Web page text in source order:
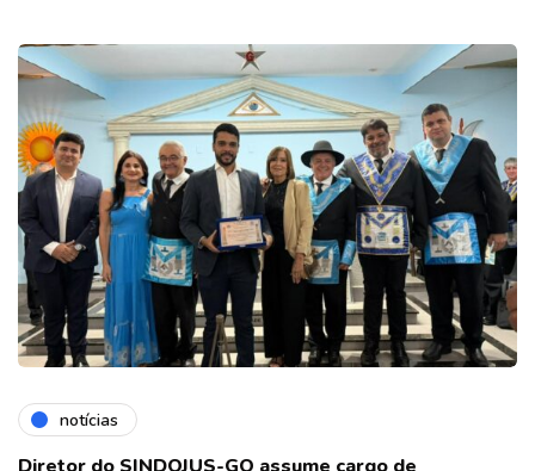
notícias